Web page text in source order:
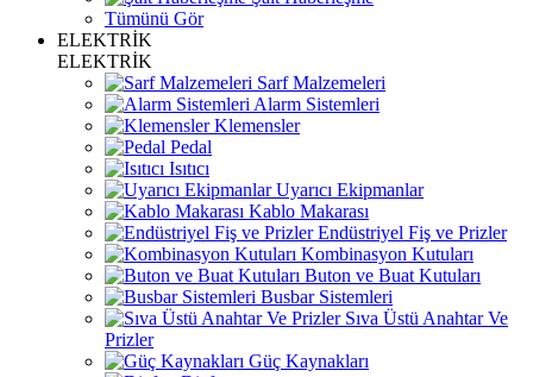
Tümünü Gör
ELEKTRİK
ELEKTRİK
Sarf Malzemeleri
Alarm Sistemleri
Klemensler
Pedal
Isıtıcı
Uyarıcı Ekipmanlar
Kablo Makarası
Endüstriyel Fiş ve Prizler
Kombinasyon Kutuları
Buton ve Buat Kutuları
Busbar Sistemleri
Sıva Üstü Anahtar Ve
Prizler
Güç Kaynakları